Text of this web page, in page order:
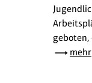
mehr